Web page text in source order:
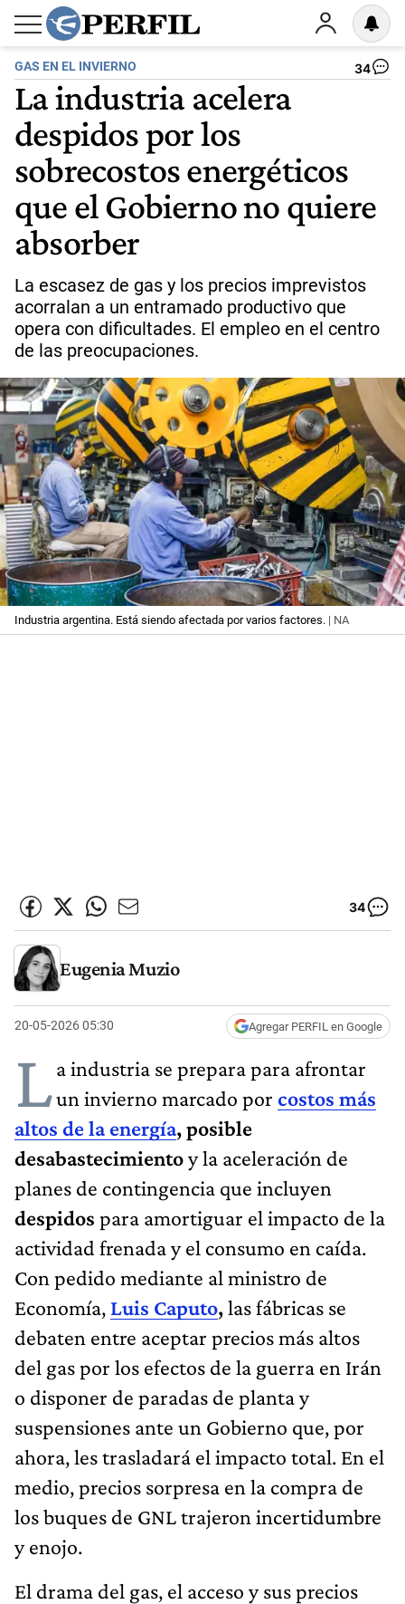
GAS EN EL INVIERNO 34
La industria acelera
despidos por los
sobrecostos energéticos
que el Gobierno no quiere
absorber
La escasez de gas y los precios imprevistos
acorralan a un entramado productivo que
opera con dificultades. El empleo en el centro
de las preocupaciones.
Industria argentina. Está siendo afectada por varios factores. | NA
34
Eugenia Muzio
20-05-2026 05:30 Agregar PERFIL en Google
La industria se prepara para afrontar
un invierno marcado por costos más
altos de la energía, posible
desabastecimientoy la aceleración de
planes de contingencia que incluyen
despidos para amortiguar el impacto de la
actividad frenada y el consumo en caída.
Con pedido mediante al ministro de
Economía, Luis Caputo,las fábricas se
debaten entre aceptar precios más altos
del gas por los efectos de la guerra en Irán
o disponer de paradas de planta y
suspensiones ante un Gobierno que, por
ahora, les trasladará el impacto total. En el
medio, precios sorpresa en la compra de
los buques de GNL trajeron incertidumbre
y enojo.
El drama del gas, el acceso y sus precios